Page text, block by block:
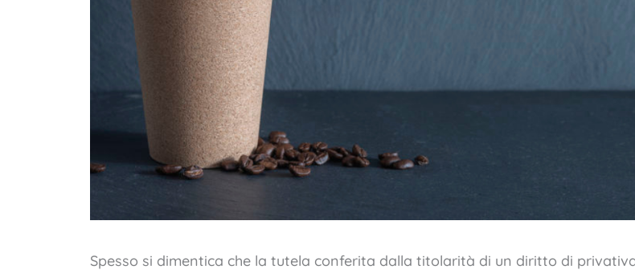
Spesso si dimentica che la tutela conferita dalla titolarità di un diritto di